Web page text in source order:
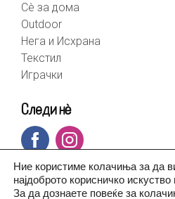
Сè за дома
Outdoor
Нега и Исхрана
Текстил
Играчки
Следи нè
Ние користиме колачиња за да
најдоброто корисничко
За да дознаете повеќе за